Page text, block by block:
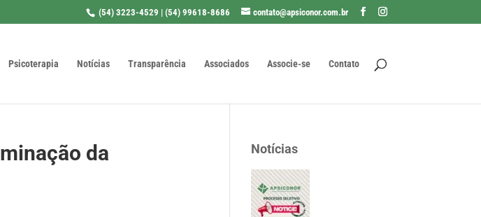
(54) 3223-4529 | (54) 99618-8686 contato@apsiconor.com.br
Psicoterapia Notícias Transparência Associados Associe-se Contato
da
Notícias